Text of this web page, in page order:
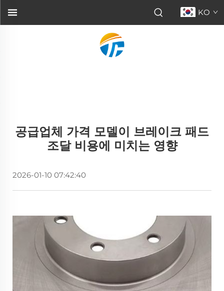
KO
공급업체 가격 모델이 브레이크 패드
조달 비용에 미치는 영향
2026-01-10 07:42:40